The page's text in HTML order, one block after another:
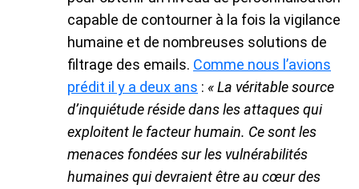
capable de contourner à la fois la vigilance
humaine et de nombreuses solutions de
filtrage des emails. Comme nous l’avions
prédit il y a deux ans : « La véritable source
d’inquiétude réside dans les attaques qui
exploitent le facteur humain. Ce sont les
menaces fondées sur les vulnérabilités
humaines qui devraient être au cœur des